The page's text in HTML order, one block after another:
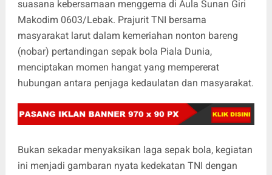
suasana kebersamaan menggema di Aula Sunan Giri
Makodim 0603/Lebak. Prajurit TNI bersama
masyarakat larut dalam kemeriahan nonton bareng
(nobar) pertandingan sepak bola Piala Dunia,
menciptakan momen hangat yang mempererat
hubungan antara penjaga kedaulatan dan masyarakat.
Bukan sekadar menyaksikan laga sepak bola, kegiatan
ini menjadi gambaran nyata kedekatan TNI dengan